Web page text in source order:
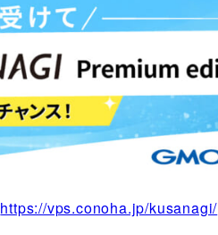
https://vps.conoha.jp/kusanagi/